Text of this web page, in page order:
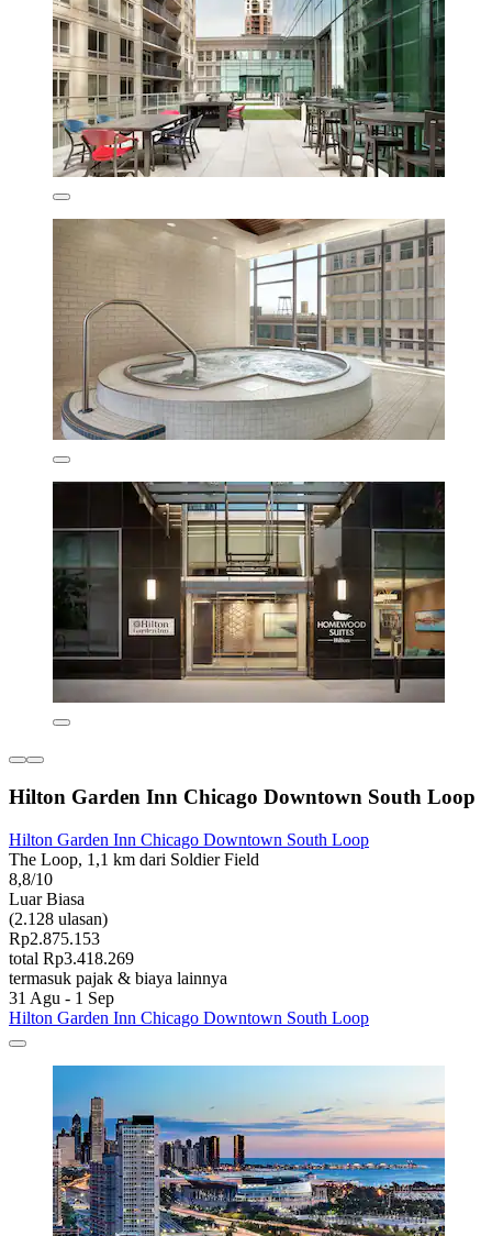
Hilton Garden Inn Chicago Downtown South Loop
Hilton Garden Inn Chicago Downtown South Loop
The Loop, 1,1 km dari Soldier Field
8,8/10
Luar Biasa
(2.128 ulasan)
Rp2.875.153
total Rp3.418.269
termasuk pajak & biaya lainnya
31 Agu - 1 Sep
Hilton Garden Inn Chicago Downtown South Loop